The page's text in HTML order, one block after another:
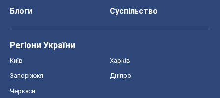
Блоги
Суспільство
Регіони України
Київ Харків
Запоріжжя Дніпро
Черкаси